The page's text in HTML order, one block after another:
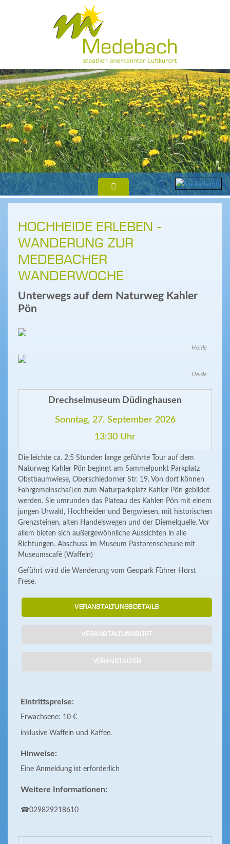
HOCHHEIDE ERLEBEN -
WANDERUNG ZUR
MEDEBACHER
WANDERWOCHE
Unterwegs auf dem Naturweg Kahler
Pön
Heide
Heide
Drechselmuseum Düdinghausen
Sonntag, 27. September 2026
13:30 Uhr
Die leichte ca. 2,5 Stunden lange geführte Tour auf dem
Naturweg Kahler Pön beginnt am Sammelpunkt Parkplatz
Obstbaumwiese, Oberschledorner Str. 19. Von dort können
Fahrgemeinschaften zum Naturparkplatz Kahler Pön gebildet
werden. Sie umrunden das Plateau des Kahlen Pön mit einem
jungen Urwald, Hochheiden und Bergwiesen, mit historischen
Grenzsteinen, alten Handelswegen und der Diemelquelle. Vor
allem bieten sich außergewöhnliche Aussichten in alle
Richtungen. Abschuss im Museum Pastorenscheune mit
Museumscafè (Waffeln)
Geführt wird die Wanderung vom Geopark Führer Horst
Frese.
VERANSTALTUNGSDETAILS
VERANSTALTUNGSORT
VERANSTALTER
Eintrittspreise:
Erwachsene: 10 €
inklusive Waffeln und Kaffee.
Hinweise:
Eine Anmeldung ist erforderlich
Weitere Informationen:
☎029829218610